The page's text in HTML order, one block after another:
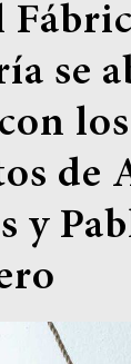
e
y clínicas
se
de
y